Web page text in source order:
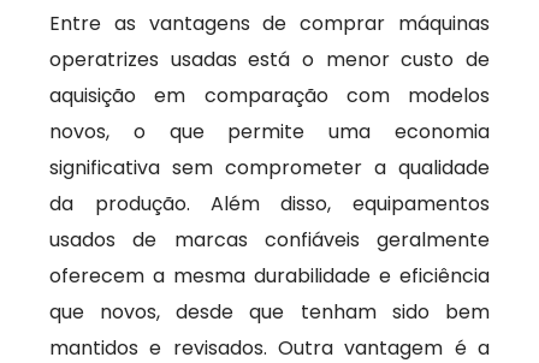
Entre as vantagens de comprar máquinas
operatrizes usadas está o menor custo de
aquisição em comparação com modelos
novos, o que permite uma economia
significativa sem comprometer a qualidade
da produção. Além disso, equipamentos
usados de marcas confiáveis geralmente
oferecem a mesma durabilidade e eficiência
que novos, desde que tenham sido bem
mantidos e revisados. Outra vantagem é a